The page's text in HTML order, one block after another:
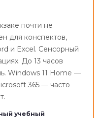
почти не
для конспектов,
и Excel. Сенсорный
До 13 часов
Windows 11 Home —
365 — часто
учебный